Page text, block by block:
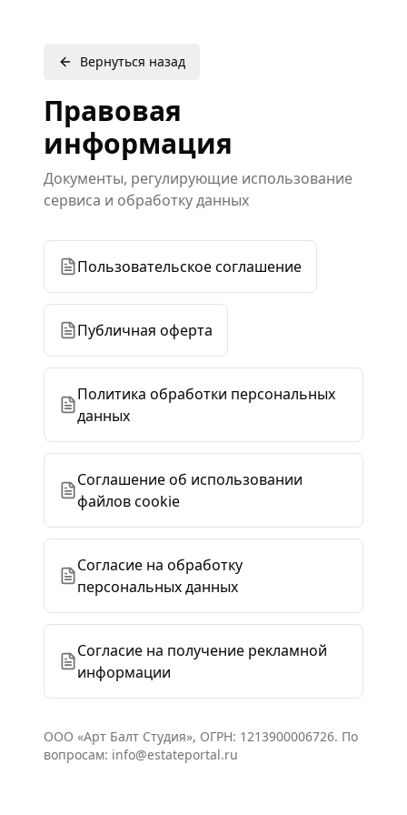
Вернуться назад
Правовая
информация
Документы, регулирующие использование
сервиса и обработку данных
Пользовательское соглашение
Публичная оферта
Политика обработки персональных
данных
Соглашение об использовании
файлов cookie
Согласие на обработку
персональных данных
Согласие на получение рекламной
информации
ООО «Арт Балт Студия», ОГРН: 1213900006726. По
вопросам: info@estateportal.ru